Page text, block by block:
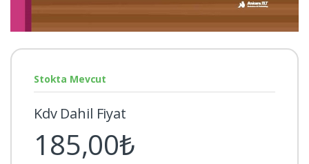
Stokta Mevcut
Kdv Dahil Fiyat
185,00₺